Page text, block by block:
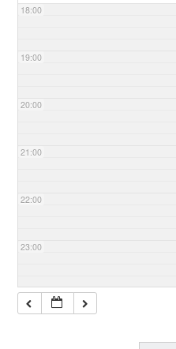
18:00
19:00
20:00
21:00
22:00
23:00